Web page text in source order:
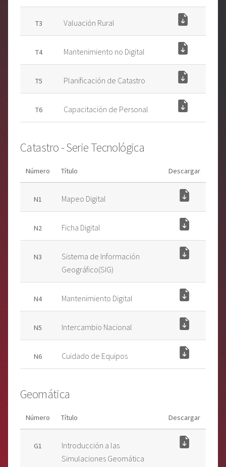
T3 Valuación Rural
T4 Mantenimiento no Digital
T5 Planificación de Catastro
T6 Capacitación de Personal
Catastro - Serie Tecnológica
Número Título Descargar
N1 Mapeo Digital
N2 Ficha Digital
N3
Sistema de Información
Geográfico(SIG)
N4 Mantenimiento Digital
N5 Intercambio Nacional
N6 Cuidado de Equipos
Geomática
Número Título Descargar
G1
Introducción a las
Simulaciones Geomática